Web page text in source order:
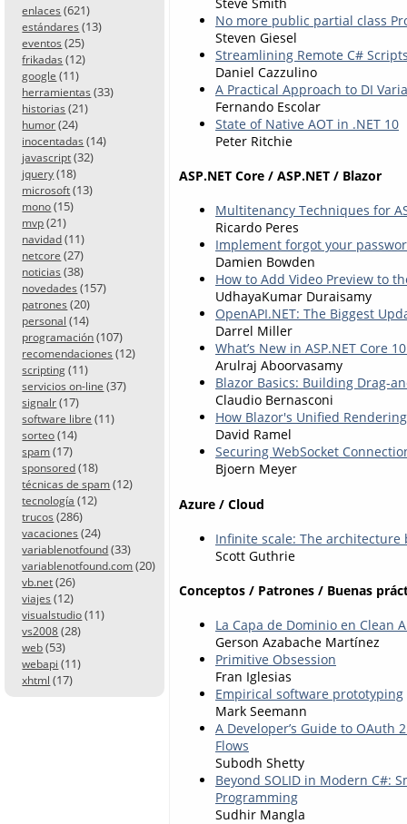
enlaces (621)
estándares (13)
eventos (25)
frikadas (12)
google (11)
herramientas (33)
historias (21)
humor (24)
inocentadas (14)
javascript (32)
jquery (18)
microsoft (13)
mono (15)
mvp (21)
navidad (11)
netcore (27)
noticias (38)
novedades (157)
patrones (20)
personal (14)
programación (107)
recomendaciones (12)
scripting (11)
servicios on-line (37)
signalr (17)
software libre (11)
sorteo (14)
spam (17)
sponsored (18)
técnicas de spam (12)
tecnología (12)
trucos (286)
vacaciones (24)
variablenotfound (33)
variablenotfound.com (20)
vb.net (26)
viajes (12)
visualstudio (11)
vs2008 (28)
web (53)
webapi (11)
xhtml (17)
No more public partial class
Steven Giesel
Streamlining Remote C#
Daniel Cazzulino
A Practical Approach to DI
Fernando Escolar
State of Native AOT in .NET 10
Peter Ritchie
ASP.NET Core / ASP.NET / Blazor
Multitenancy Techniques for
Ricardo Peres
Implement forgot your
Damien Bowden
How to Add Video Preview to
UdhayaKumar Duraisamy
OpenAPI.NET: The Biggest
Darrel Miller
What’s New in ASP.NET Core
Arulraj Aboorvasamy
Blazor Basics: Building Drag-
Claudio Bernasconi
How Blazor's Unified
David Ramel
Securing WebSocket
Bjoern Meyer
Azure / Cloud
Infinite scale: The
Scott Guthrie
Conceptos / Patrones / Buenas
La Capa de Dominio en Clean
Gerson Azabache Martínez
Primitive Obsession
Fran Iglesias
Empirical software prototyping
Mark Seemann
A Developer’s Guide to OAuth
Flows
Subodh Shetty
Beyond SOLID in Modern C#:
Programming
Sudhir Mangla